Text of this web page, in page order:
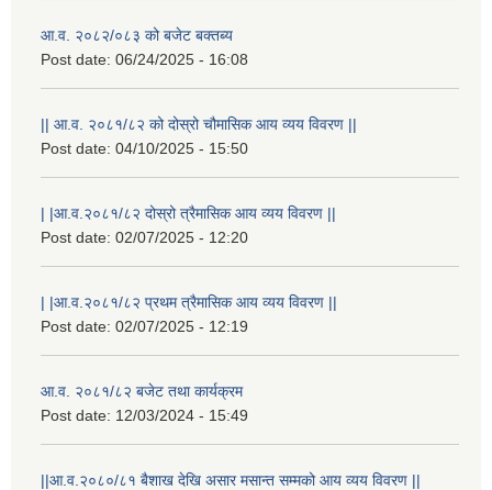
आ.व. २०८२/०८३ को बजेट बक्तब्य
Post date: 06/24/2025 - 16:08
|| आ.व. २०८१/८२ को दोस्रो चौमासिक आय व्यय विवरण ||
Post date: 04/10/2025 - 15:50
| |आ.व.२०८१/८२ दोस्रो त्रैमासिक आय व्यय विवरण ||
Post date: 02/07/2025 - 12:20
| |आ.व.२०८१/८२ प्रथम त्रैमासिक आय व्यय विवरण ||
Post date: 02/07/2025 - 12:19
आ.व. २०८१/८२ बजेट तथा कार्यक्रम
Post date: 12/03/2024 - 15:49
||आ.व.२०८०/८१ बैशाख देखि असार मसान्त सम्मको आय व्यय विवरण ||